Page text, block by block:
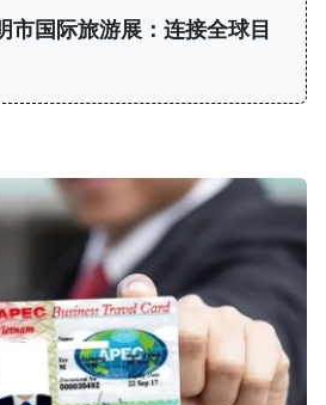
市国际旅游展：连接全球目